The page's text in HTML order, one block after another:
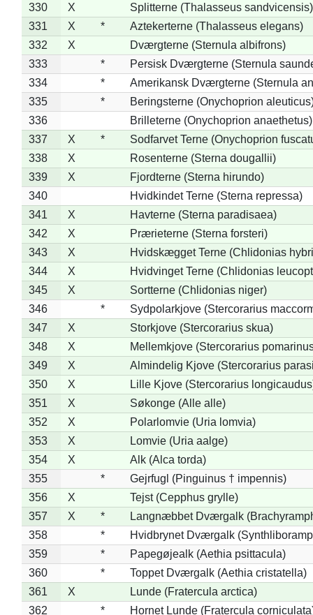
330
X
Splitterne (Thalasseus sandvicensis)
331
X *
Aztekerterne (Thalasseus elegans)
332
X
Dværgterne (Sternula albifrons)
333
*
Persisk Dværgterne (Sternula
334
*
Amerikansk Dværgterne (Sternula
335
*
Beringsterne (Onychoprion
336
Brilleterne (Onychoprion anaethetus)
337
X *
Sodfarvet Terne (Onychoprion
338
X
Rosenterne (Sterna dougallii)
339
X
Fjordterne (Sterna hirundo)
340
Hvidkindet Terne (Sterna repressa)
341
X
Havterne (Sterna paradisaea)
342
X
Prærieterne (Sterna forsteri)
343
X
Hvidskægget Terne (Chlidonias
344
X
Hvidvinget Terne (Chlidonias
345
X
Sortterne (Chlidonias niger)
346
*
Sydpolarkjove (Stercorarius
347
X
Storkjove (Stercorarius skua)
348
X
Mellemkjove (Stercorarius
349
X
Almindelig Kjove (Stercorarius
350
X
Lille Kjove (Stercorarius
351
X
Søkonge (Alle alle)
352
X
Polarlomvie (Uria lomvia)
353
X
Lomvie (Uria aalge)
354
X
Alk (Alca torda)
355
*
Gejrfugl (Pinguinus † impennis)
356
X
Tejst (Cepphus grylle)
357
X *
Langnæbbet Dværgalk
358
*
Hvidbrynet Dværgalk
359
*
Papegøjealk (Aethia psittacula)
360
*
Toppet Dværgalk (Aethia cristatella)
361
X
Lunde (Fratercula arctica)
362
* Hornet Lunde (Fratercula